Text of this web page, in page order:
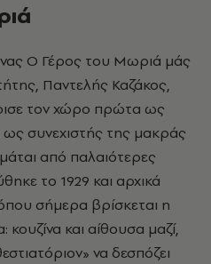
Ο Γέρος του Μωριά μάς
Παντελής Καζάκος,
τον χώρο πρώτα ως
συνεχιστής της μακράς
από παλαιότερες
το 1929 και αρχικά
σήμερα βρίσκεται η
κουζίνα και αίθουσα μαζί,
να δεσπόζει